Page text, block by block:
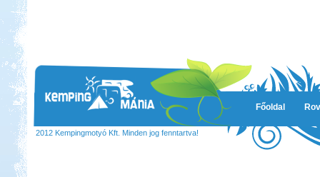
Főoldal
2012 Kempingmotyó Kft. Minden jog fenntartva!